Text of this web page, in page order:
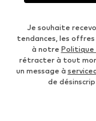
Je souhaite
tendances, les
à notre
rétracter à tout
un message à
de